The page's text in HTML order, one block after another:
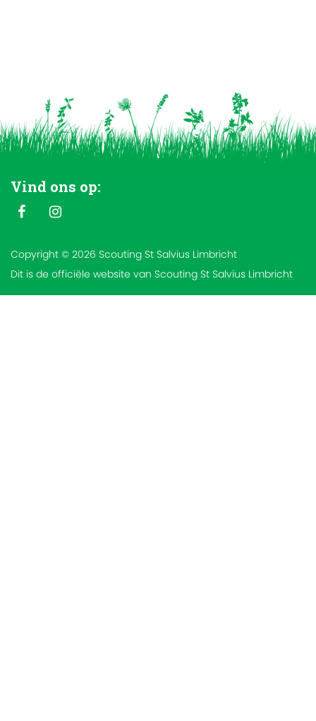
Vind ons op:
Copyright © 2026 Scouting St Salvius Limbricht
Dit is de officiële website van Scouting St Salvius Limbricht